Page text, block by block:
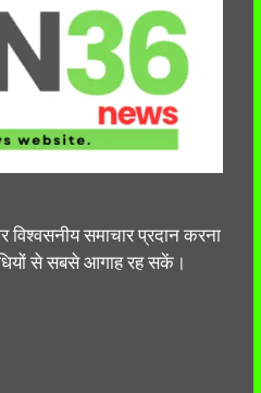
समाचार प्रदान करना
से सबसे आगाह रह सकें।